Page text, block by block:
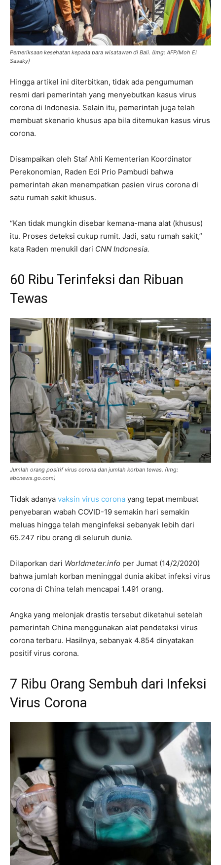
Pemeriksaan kesehatan kepada para wisatawan di Bali. (Img: AFP/Moh El
Sasaky)
Hingga artikel ini diterbitkan, tidak ada pengumuman
resmi dari pemerintah yang menyebutkan kasus virus
corona di Indonesia. Selain itu, pemerintah juga telah
membuat skenario khusus apa bila ditemukan kasus virus
corona.
Disampaikan oleh Staf Ahli Kementerian Koordinator
Perekonomian, Raden Edi Prio Pambudi bahwa
pemerintah akan menempatkan pasien virus corona di
satu rumah sakit khusus.
“Kan tidak mungkin disebar kemana-mana alat (khusus)
itu. Proses deteksi cukup rumit. Jadi, satu rumah sakit,”
kata Raden menukil dari CNN Indonesia.
60 Ribu Terinfeksi dan Ribuan
Tewas
Jumlah orang positif virus corona dan jumlah korban tewas. (Img:
abcnews.go.com)
Tidak adanya vaksin virus corona yang tepat membuat
penyebaran wabah COVID-19 semakin hari semakin
meluas hingga telah menginfeksi sebanyak lebih dari
65.247 ribu orang di seluruh dunia.
Dilaporkan dari Worldmeter.info per Jumat (14/2/2020)
bahwa jumlah korban meninggal dunia akibat infeksi virus
corona di China telah mencapai 1.491 orang.
Angka yang melonjak drastis tersebut diketahui setelah
pemerintah China menggunakan alat pendeteksi virus
corona terbaru. Hasilnya, sebanyak 4.854 dinyatakan
positif virus corona.
7 Ribu Orang Sembuh dari Infeksi
Virus Corona